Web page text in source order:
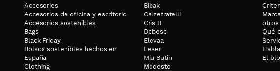
Accesories
Accesorios de oficina y escritorio
Accesorios sostenibles
Bags
Black Friday
Bolsos sostenibles hechos en
España
Clothing
Bibak
Calzefratelli
Cris B
Debosc
Elevaa
Leser
Miu Sutin
Modesto
otros
Qué
El